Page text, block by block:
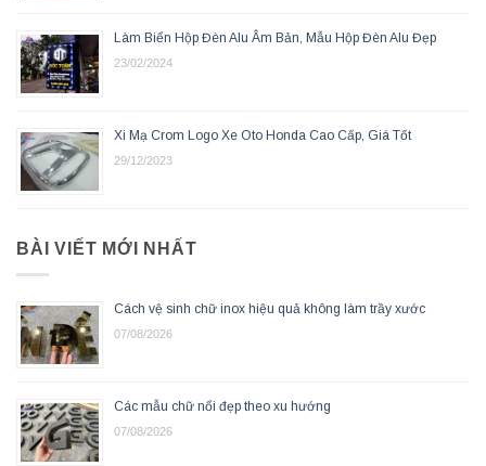
Làm Biển Hộp Đèn Alu Âm Bản, Mẫu Hộp Đèn Alu Đẹp
23/02/2024
Xi Mạ Crom Logo Xe Oto Honda Cao Cấp, Giá Tốt
29/12/2023
BÀI VIẾT MỚI NHẤT
Cách vệ sinh chữ inox hiệu quả không làm trầy xước
07/08/2026
Các mẫu chữ nổi đẹp theo xu hướng
07/08/2026